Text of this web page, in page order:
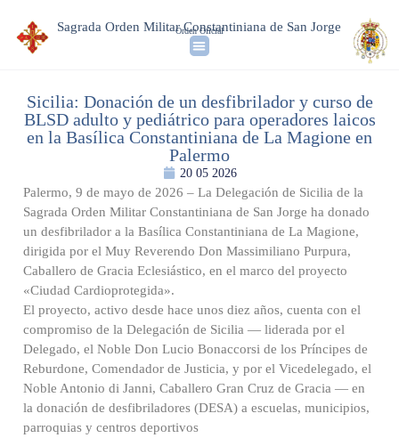
Sagrada Orden Militar Constantiniana de San Jorge
Orden Oficial
Sicilia: Donación de un desfibrilador y curso de
BLSD adulto y pediátrico para operadores laicos
en la Basílica Constantiniana de La Magione en
Palermo
20 05 2026
Palermo, 9 de mayo de 2026 – La Delegación de Sicilia de la
Sagrada Orden Militar Constantiniana de San Jorge ha donado
un desfibrilador a la Basílica Constantiniana de La Magione,
dirigida por el Muy Reverendo Don Massimiliano Purpura,
Caballero de Gracia Eclesiástico, en el marco del proyecto
«Ciudad Cardioprotegida».
El proyecto, activo desde hace unos diez años, cuenta con el
compromiso de la Delegación de Sicilia — liderada por el
Delegado, el Noble Don Lucio Bonaccorsi de los Príncipes de
Reburdone, Comendador de Justicia, y por el Vicedelegado, el
Noble Antonio di Janni, Caballero Gran Cruz de Gracia — en
la donación de desfibriladores (DESA) a escuelas, municipios,
parroquias y centros deportivos